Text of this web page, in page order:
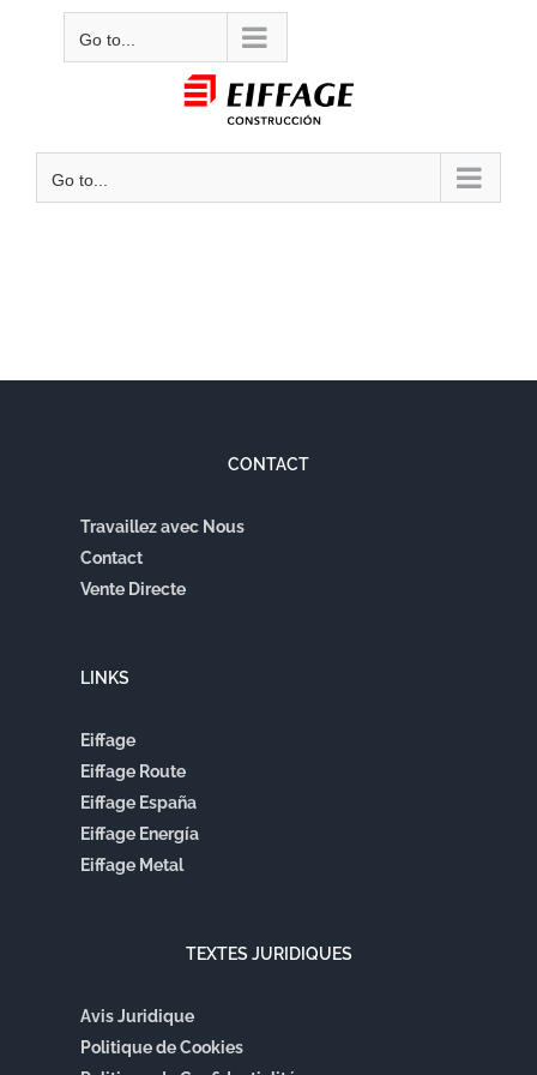
Go to...
Go to...
CONTACT
Travaillez avec Nous
Contact
Vente Directe
LINKS
Eiffage
Eiffage Route
Eiffage España
Eiffage Energía
Eiffage Metal
TEXTES JURIDIQUES
Avis Juridique
Politique de Cookies